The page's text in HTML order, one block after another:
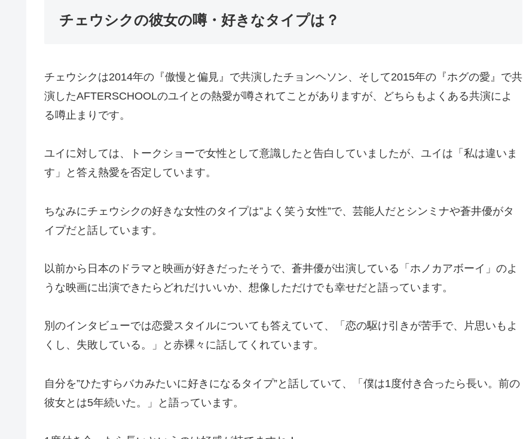
チェウシクの彼女の噂・好きなタイプは？
チェウシクは2014年の『傲慢と偏見』で共演したチョンヘソン、そして2015年の『ホグの愛』で共
演したAFTERSCHOOLのユイとの熱愛が噂されてことがありますが、どちらもよくある共演によ
る噂止まりです。
ユイに対しては、トークショーで女性として意識したと告白していましたが、ユイは「私は違いま
す」と答え熱愛を否定しています。
ちなみにチェウシクの好きな女性のタイプは”よく笑う女性”で、芸能人だとシンミナや蒼井優がタ
イプだと話しています。
以前から日本のドラマと映画が好きだったそうで、蒼井優が出演している「ホノカアボーイ」のよ
うな映画に出演できたらどれだけいいか、想像しただけでも幸せだと語っています。
別のインタビューでは恋愛スタイルについても答えていて、「恋の駆け引きが苦手で、片思いもよ
くし、失敗している。」と赤裸々に話してくれています。
自分を”ひたすらバカみたいに好きになるタイプ”と話していて、「僕は1度付き合ったら長い。前の
彼女とは5年続いた。」と語っています。